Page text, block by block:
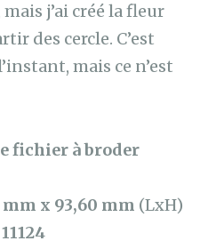
j’ai créé la fleur
des cercle. C’est
mais ce n’est
fichier à broder
mm x 93,60 mm (LxH)
11124